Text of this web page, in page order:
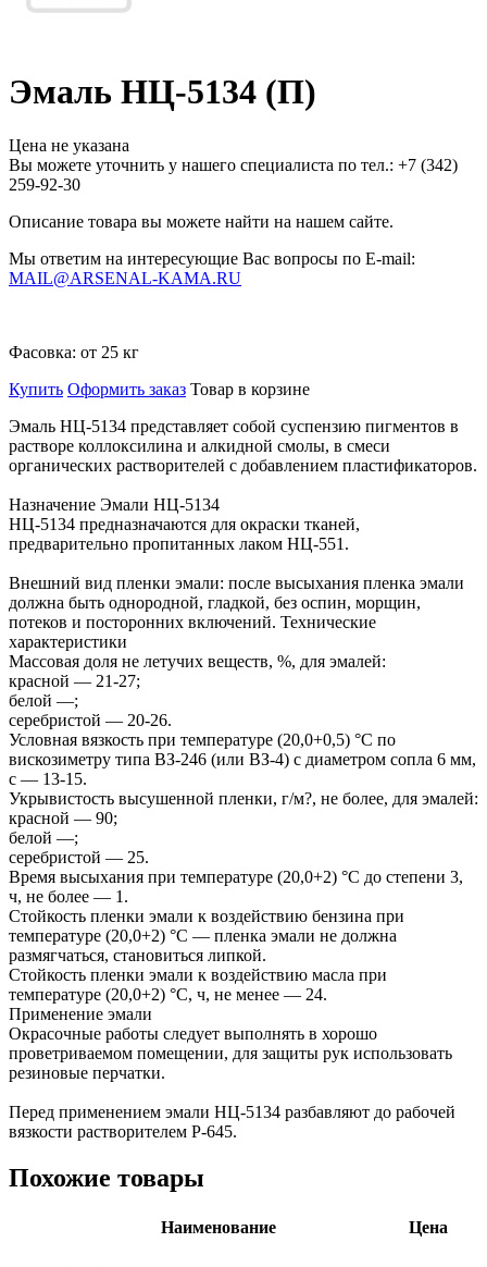
Эмаль НЦ-5134 (П)
Цена не указана
Вы можете уточнить у нашего специалиста по тел.: +7 (342)
259-92-30
Описание товара вы можете найти на нашем сайте.
Мы ответим на интересующие Вас вопросы по E-mail:
MAIL@ARSENAL-KAMA.RU
Фасовка: от 25 кг
Купить Оформить заказ Товар в корзине
Эмаль НЦ-5134 представляет собой суспензию пигментов в
растворе коллоксилина и алкидной смолы, в смеси
органических растворителей с добавлением пластификаторов.
Назначение Эмали НЦ-5134
НЦ-5134 предназначаются для окраски тканей,
предварительно пропитанных лаком НЦ-551.
Внешний вид пленки эмали: после высыхания пленка эмали
должна быть однородной, гладкой, без оспин, морщин,
потеков и посторонних включений. Технические
характеристики
Массовая доля не летучих веществ, %, для эмалей:
красной — 21-27;
белой —;
серебристой — 20-26.
Условная вязкость при температуре (20,0+0,5) °С по
вискозиметру типа ВЗ-246 (или ВЗ-4) с диаметром сопла 6 мм,
с — 13-15.
Укрывистость высушенной пленки, г/м?, не более, для эмалей:
красной — 90;
белой —;
серебристой — 25.
Время высыхания при температуре (20,0+2) °С до степени 3,
ч, не более — 1.
Стойкость пленки эмали к воздействию бензина при
температуре (20,0+2) °С — пленка эмали не должна
размягчаться, становиться липкой.
Стойкость пленки эмали к воздействию масла при
температуре (20,0+2) °С, ч, не менее — 24.
Применение эмали
Окрасочные работы следует выполнять в хорошо
проветриваемом помещении, для защиты рук использовать
резиновые перчатки.
Перед применением эмали НЦ-5134 разбавляют до рабочей
вязкости растворителем Р-645.
Похожие товары
Наименование Цена